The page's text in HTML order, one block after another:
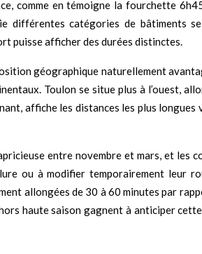
comme en témoigne la fourchette
différentes catégories de bâtiments
puisse afficher des durées distinctes.
géographique naturellement
Toulon se situe plus à l’ouest,
affiche les distances les plus longues
entre novembre et mars, et les
ou à modifier temporairement leur
allongées de 30 à 60 minutes par
haute saison gagnent à anticiper